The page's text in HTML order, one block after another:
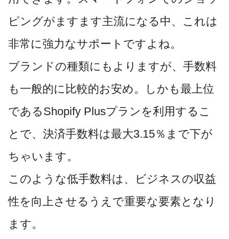
ピングがますます主流になる中、これは
非常に強力なサポートですよね。
ブランドの種類にもよりますが、 手数料
も一般的に比較的お安め。しかも最上位
であるShopify Plusプランを利用するこ
とで、決済手数料は最大3.15％まで下が
ちゃいます。
このような低手数料は、ビジネスの収益
性を向上させるうえで重要な要素となり
ます。